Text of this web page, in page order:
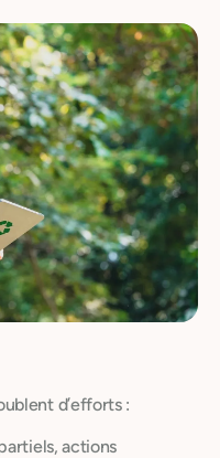
d’efforts :
actions